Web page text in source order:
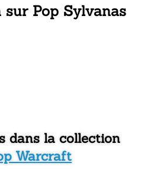
Pop Sylvanas
dans la collection
Warcraft